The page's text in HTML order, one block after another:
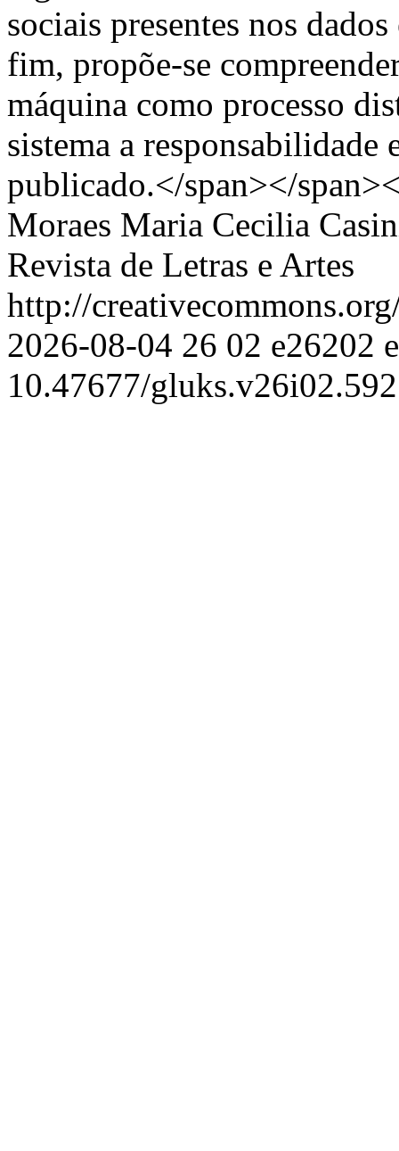
sociais presentes nos
fim, propõe-se
máquina como processo
sistema a
publicado.</span></
Moraes Maria Cecilia
Revista de Letras e Artes
http://
2026-08-04 26 02 e26202
10.47677/gluks.v26i02.592